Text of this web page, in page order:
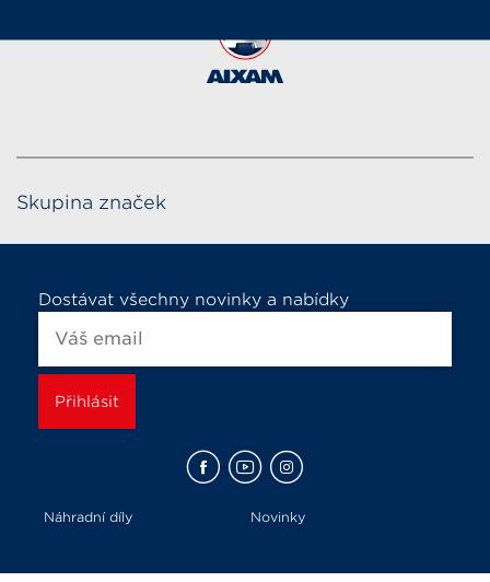
Skupina značek
Dostávat všechny novinky a nabídky
Náhradní díly Novinky